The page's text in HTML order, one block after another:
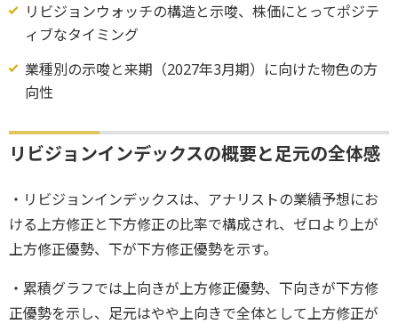
リビジョンウォッチの構造と示唆、株価にとってポジテ
ィブなタイミング
業種別の示唆と来期（2027年3月期）に向けた物色の方
向性
リビジョンインデックスの概要と足元の全体感
・リビジョンインデックスは、アナリストの業績予想にお
ける上方修正と下方修正の比率で構成され、ゼロより上が
上方修正優勢、下が下方修正優勢を示す。
・累積グラフでは上向きが上方修正優勢、下向きが下方修
正優勢を示し、足元はやや上向きで全体として上方修正が